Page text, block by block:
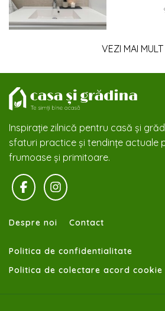
VEZI MAI MULT
Inspirație zilnică pentru casă și
sfaturi practice și tendințe actuale
frumoase și primitoare.
Despre noi Contact
Politica de confidentialitate
Politica de colectare acord cookie